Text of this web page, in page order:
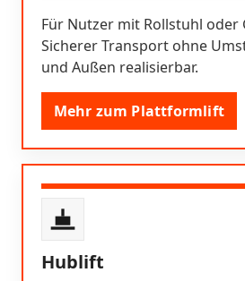
Für Nutzer mit Rollstuhl oder
Sicherer Transport ohne
und Außen realisierbar.
Mehr zum Plattformlift
Hublift